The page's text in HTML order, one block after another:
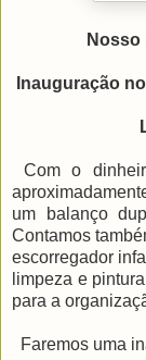
Inauguração
Com o
um balanço
Contamos
escorregador
limpeza e
para a
Faremos uma